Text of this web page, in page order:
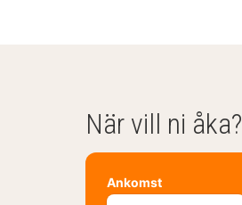
När vill ni åka?
Ankomst